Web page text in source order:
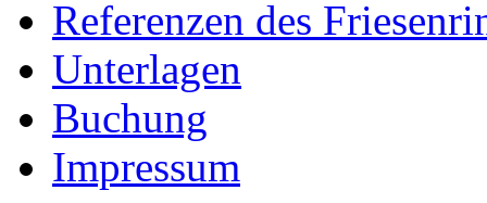
Referenzen des
Unterlagen
Buchung
Impressum